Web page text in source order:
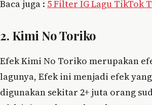
Baca juga : 5 Filter IG Lagu TikTok
2. Kimi No Toriko
Efek Kimi No Toriko merupakan
lagunya, Efek ini menjadi efek
digunakan sekitar 2+ juta orang